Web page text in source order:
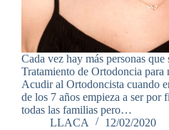
Cada vez hay más personas que
Tratamiento de Ortodoncia para
Acudir al Ortodoncista cuando
de los 7 años empieza a ser por
todas las familias pero…
LLACA
12/02/2020